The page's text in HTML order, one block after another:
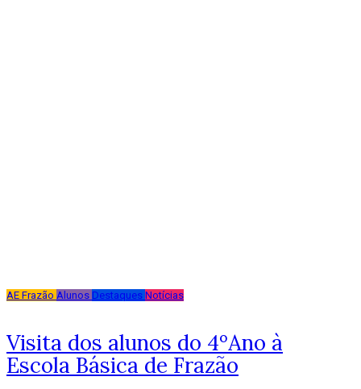
AE Frazão Alunos Destaques Notícias
Visita dos alunos do 4ºAno à
Escola Básica de Frazão